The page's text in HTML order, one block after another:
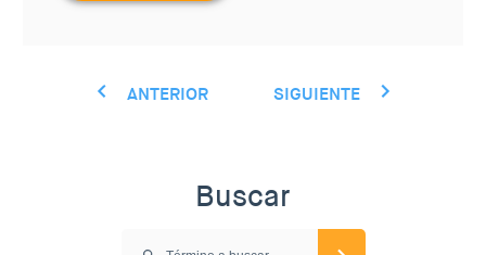
ANTERIOR SIGUIENTE
Buscar